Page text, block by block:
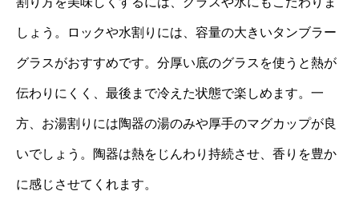
しょう。ロックや水割りには、容量の大きいタンブラー
グラスがおすすめです。分厚い底のグラスを使うと熱が
伝わりにくく、最後まで冷えた状態で楽しめます。一
方、お湯割りには陶器の湯のみや厚手のマグカップが良
いでしょう。陶器は熱をじんわり持続させ、香りを豊か
に感じさせてくれます。